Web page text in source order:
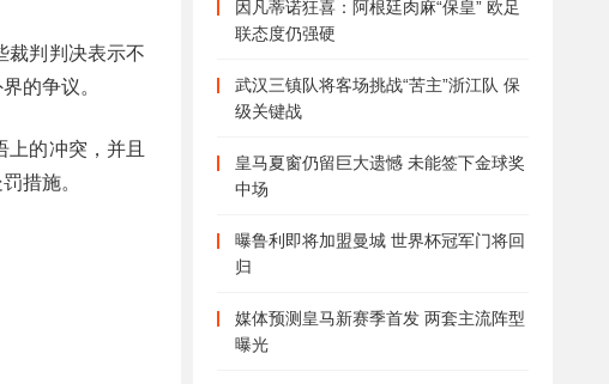
裁判判决表示不
的争议。
的冲突，并且
措施。
因凡蒂诺狂喜：阿根廷肉麻“保皇” 欧足
联态度仍强硬
武汉三镇队将客场挑战“苦主”浙江队 保
级关键战
皇马夏窗仍留巨大遗憾 未能签下金球奖
中场
曝鲁利即将加盟曼城 世界杯冠军门将回
归
媒体预测皇马新赛季首发 两套主流阵型
曝光